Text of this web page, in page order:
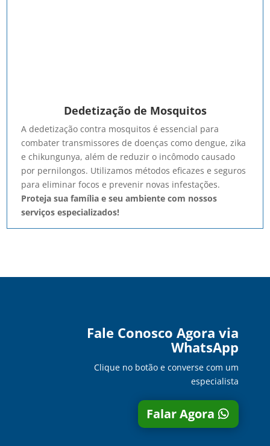
Dedetização de Mosquitos
A dedetização contra mosquitos é essencial para
combater transmissores de doenças como dengue, zika
e chikungunya, além de reduzir o incômodo causado
por pernilongos. Utilizamos métodos eficazes e seguros
para eliminar focos e prevenir novas infestações.
Proteja sua família e seu ambiente com nossos
serviços especializados!
Fale Conosco Agora via
WhatsApp
Clique no botão e converse com um
especialista
Falar Agora